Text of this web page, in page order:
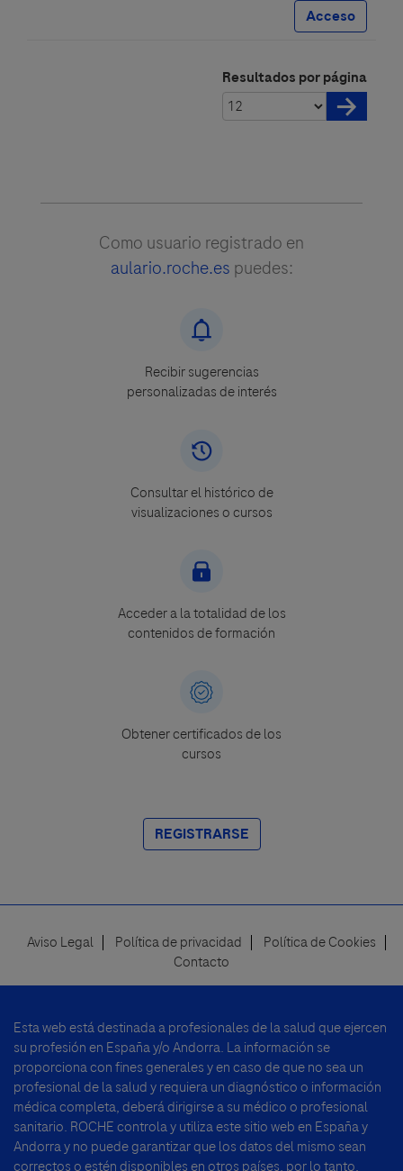
Acceso
Resultados por página
Como usuario registrado en
aulario.roche.es puedes:
Recibir sugerencias
personalizadas de interés
Consultar el histórico de
visualizaciones o cursos
Acceder a la totalidad de los
contenidos de formación
Obtener certificados de los
cursos
REGISTRARSE
Aviso Legal Política de privacidad
Política de Cookies
Contacto
Esta web está destinada a profesionales de la salud que ejercen
su profesión en España y/o Andorra. La información se
proporciona con fines generales y en caso de que no sea un
profesional de la salud y requiera un diagnóstico o información
médica completa, deberá dirigirse a su médico o profesional
sanitario. ROCHE controla y utiliza este sitio web en España y
Andorra y no puede garantizar que los datos del mismo sean
correctos o estén disponibles en otros países, por lo tanto,